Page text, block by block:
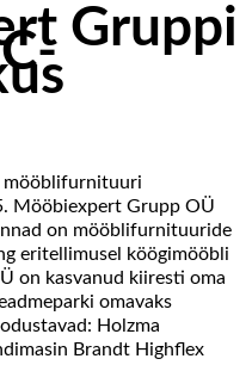
Gruppi
mööblifurnituuri
Mööbiexpert Grupp OÜ
on mööblifurnituuride
eritellimusel köögimööbli
on kasvanud kiiresti oma
omavaks
Holzma
Brandt Highflex